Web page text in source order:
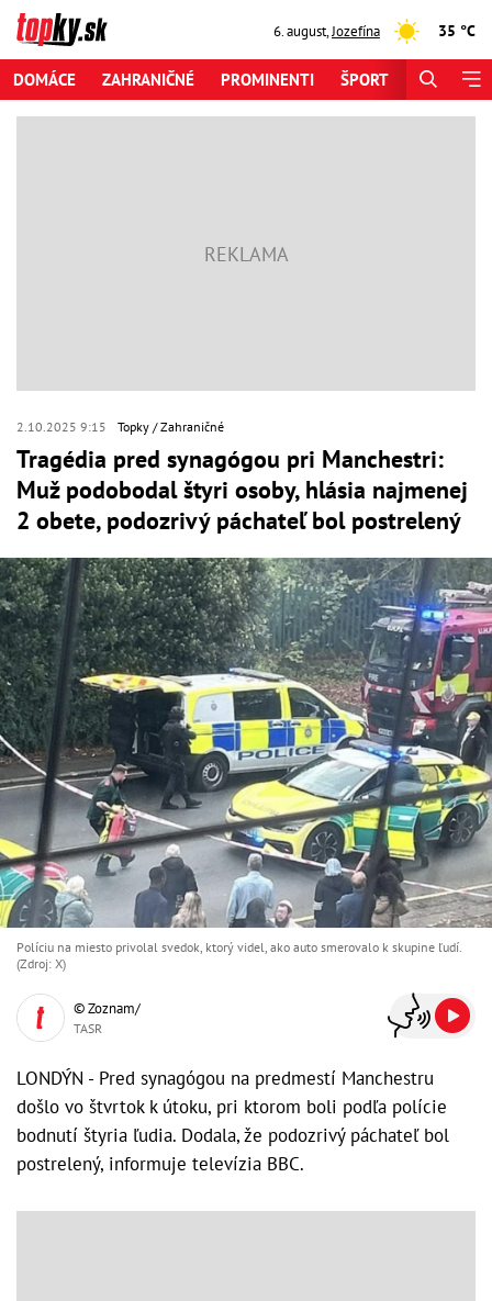
6. august,Jozefína 35 °C
DOMÁCE ZAHRANIČNÉ PROMINENTI ŠPORT
2.10.2025 9:15 Topky Zahraničné
Tragédia pred synagógou pri Manchestri:
Muž podobodal štyri osoby, hlásia najmenej
2 obete, podozrivý páchateľ bol postrelený
Políciu na miesto privolal svedok, ktorý videl, ako auto smerovalo k skupine ľudí.
(Zdroj: X)
© Zoznam/
TASR
LONDÝN - Pred synagógou na predmestí Manchestru
došlo vo štvrtok k útoku, pri ktorom boli podľa polície
bodnutí štyria ľudia. Dodala, že podozrivý páchateľ bol
postrelený, informuje televízia BBC.